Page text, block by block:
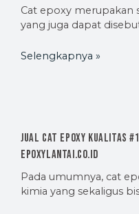
Cat epoxy merupakan
yang juga dapat
Selengkapnya »
Jual Cat Epoxy Kualitas
EpoxyLantai.co.id
Pada umumnya, cat
kimia yang sekaligus